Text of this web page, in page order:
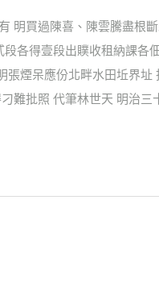
明買過陳喜、陳雲騰盡根
各得壹段出贌收租納課各
煙呆應份北畔水田坵界
難批照 代筆林世天 明治